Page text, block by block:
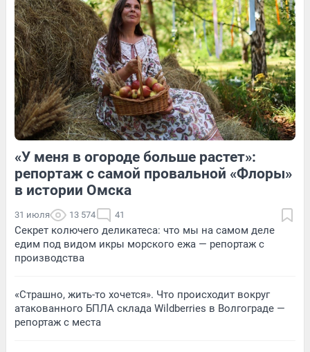
Обсудить 2 Обсудить
1 Обсудить 3 Обсудить
«У меня в огороде больше растет»:
репортаж с самой провальной «Флоры»
в истории Омска
31 июля 13 574 41
Секрет колючего деликатеса: что мы на самом деле
едим под видом икры морского ежа — репортаж с
производства
«Страшно, жить-то хочется». Что происходит вокруг
атакованного БПЛА склада Wildberries в Волгограде —
репортаж с места